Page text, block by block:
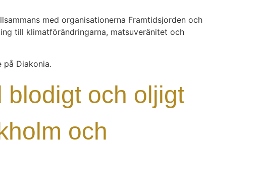
med organisationerna Framtidsjorden och
till klimatförändringarna, matsuveränitet och
på Diakonia.
blodigt och oljigt
och